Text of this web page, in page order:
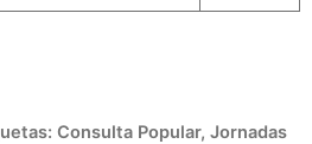
Consulta Popular, Jornadas